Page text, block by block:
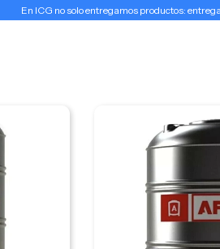
En ICG no solo entregamos productos: